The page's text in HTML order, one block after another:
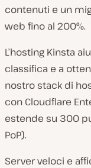
contenuti e un
web fino al 200%.
L’hosting Kinsta
classifica e a
nostro stack di
con Cloudflare
estende su 300
PoP).
Server veloci e